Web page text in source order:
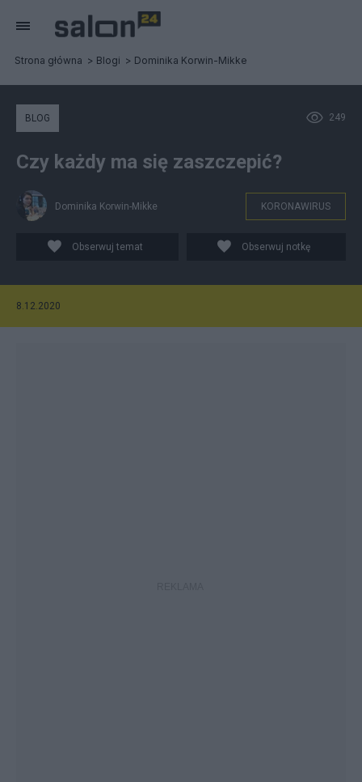
Strona główna Blogi Dominika Korwin-Mikke
249
BLOG
Czy każdy ma się zaszczepić?
Dominika Korwin-Mikke KORONAWIRUS
Obserwuj temat Obserwuj notkę
8.12.2020